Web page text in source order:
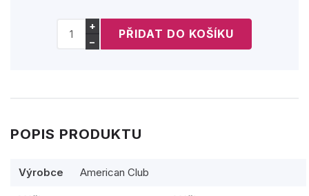
+
−
POPIS PRODUKTU
Výrobce American Club